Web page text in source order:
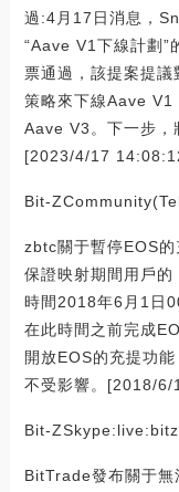
過:4月17日消息，
“Aave V1下線計劃”
票通過，該提案提
策略來下線Aave V1
Aave V3。下一步，
[2023/4/17
Bit-
zbtc關于暫停EOS
保證映射期間用戶
時間2018年6月1日
在此時間之前完成
開放EOS的充提功
不受影響。[2018/6/
Bit-
BitTrade發布關于無